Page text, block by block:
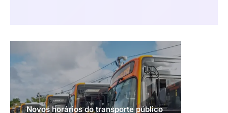
Novos horários do transporte público